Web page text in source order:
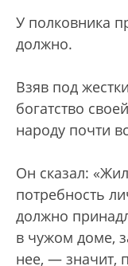
У полковника
должно.
Взяв под
богатство
народу почти
Он сказал:
потребность
должно
в чужом доме,
нее, — значит,